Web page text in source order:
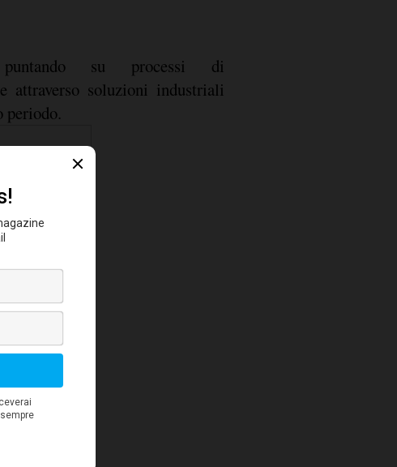
su processi di
attraverso soluzioni industriali
periodo.